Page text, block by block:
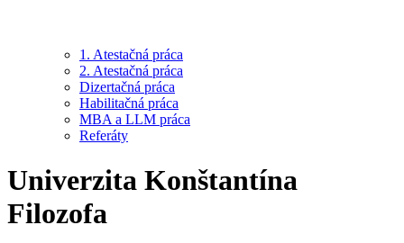
1. Atestačná práca
2. Atestačná práca
Dizertačná práca
Habilitačná práca
MBA a LLM práca
Referáty
Univerzita Konštantína
Filozofa